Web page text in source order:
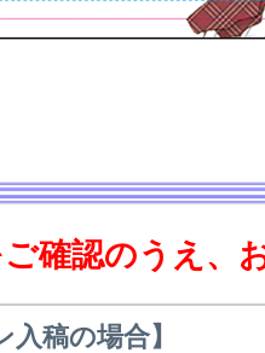
確認のうえ、
入稿の場合】